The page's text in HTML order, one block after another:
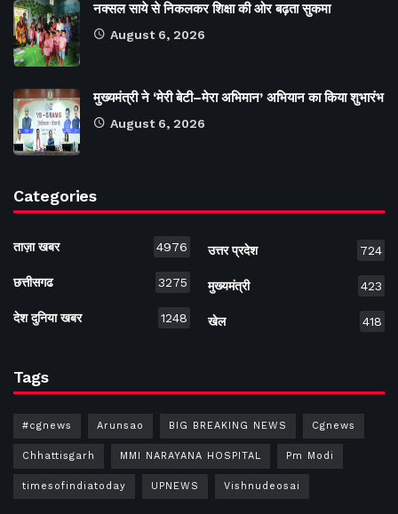
नक्सल साये से निकलकर शिक्षा की ओर बढ़ता सुकमा
August 6, 2026
मुख्यमंत्री ने ‘मेरी बेटी–मेरा अभिमान’ अभियान का किया शुभारंभ
August 6, 2026
Categories
ताज़ा खबर 4976
छत्तीसगढ 3275
देश दुनिया खबर 1248
उत्तर प्रदेश 724
मुख्यमंत्री 423
खेल 418
Tags
#cgnews Arunsao BIG BREAKING NEWS Cgnews
Chhattisgarh MMI NARAYANA HOSPITAL Pm Modi
timesofindiatoday UPNEWS Vishnudeosai